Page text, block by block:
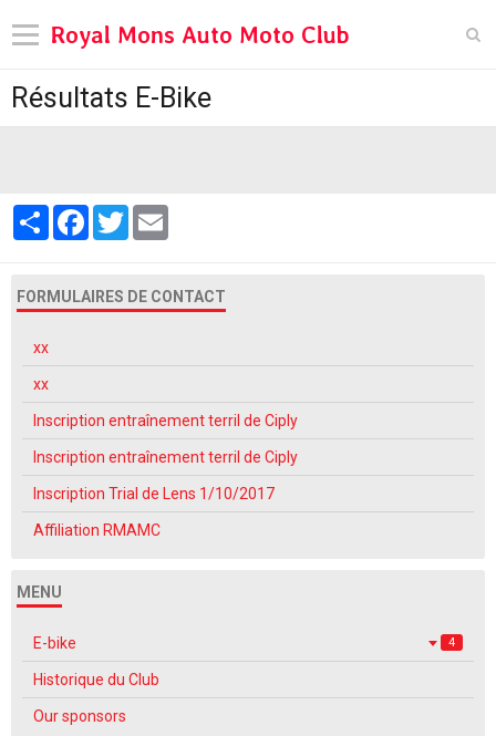
Royal Mons Auto Moto Club
Languages
Pages
Pré65 Trial
Tanks in Town
Diary
Résultats E-Bike
PartagerFacebook
Twitter
FORMULAIRES DE CONTACT
xx
xx
Inscription entraînement terril de Ciply
Inscription entraînement terril de Ciply
Inscription Trial de Lens 1/10/2017
Affiliation RMAMC
MENU
E-bike 4
Historique du Club
Our sponsors